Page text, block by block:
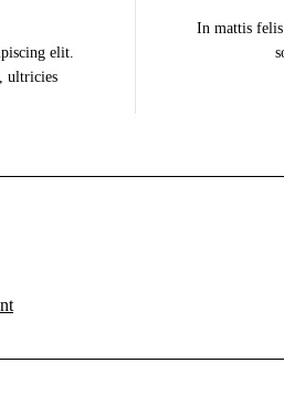
elit.
ultricies
In mattis